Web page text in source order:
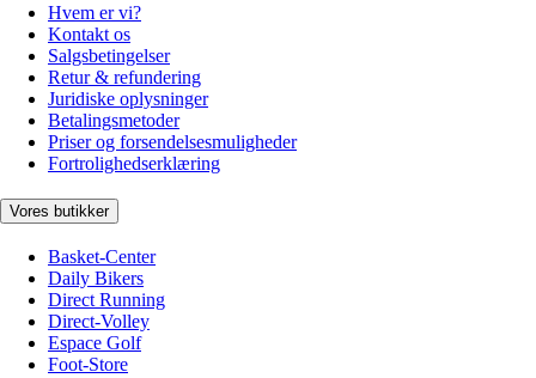
Hvem er vi?
Kontakt os
Salgsbetingelser
Retur & refundering
Juridiske oplysninger
Betalingsmetoder
Priser og forsendelsesmuligheder
Fortrolighedserklæring
Vores butikker
Basket-Center
Daily Bikers
Direct Running
Direct-Volley
Espace Golf
Foot-Store